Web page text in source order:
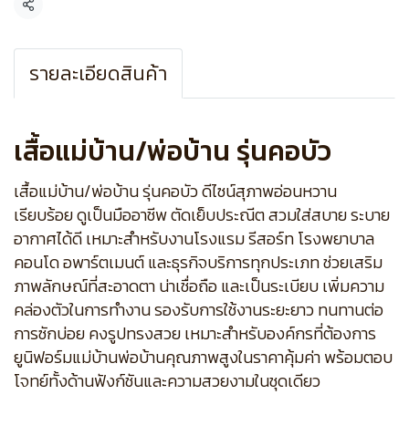
แชร์
รายละเอียดสินค้า
เสื้อแม่บ้าน/พ่อบ้าน รุ่นคอบัว
เสื้อแม่บ้าน/พ่อบ้าน รุ่นคอบัว ดีไซน์สุภาพอ่อนหวาน
เรียบร้อย ดูเป็นมืออาชีพ ตัดเย็บประณีต สวมใส่สบาย ระบาย
อากาศได้ดี เหมาะสำหรับงานโรงแรม รีสอร์ท โรงพยาบาล
คอนโด อพาร์ตเมนต์ และธุรกิจบริการทุกประเภท ช่วยเสริม
ภาพลักษณ์ที่สะอาดตา น่าเชื่อถือ และเป็นระเบียบ เพิ่มความ
คล่องตัวในการทำงาน รองรับการใช้งานระยะยาว ทนทานต่อ
การซักบ่อย คงรูปทรงสวย เหมาะสำหรับองค์กรที่ต้องการ
ยูนิฟอร์มแม่บ้านพ่อบ้านคุณภาพสูงในราคาคุ้มค่า พร้อมตอบ
โจทย์ทั้งด้านฟังก์ชันและความสวยงามในชุดเดียว